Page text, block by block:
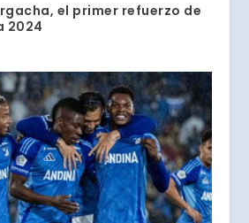
el primer refuerzo de
2024